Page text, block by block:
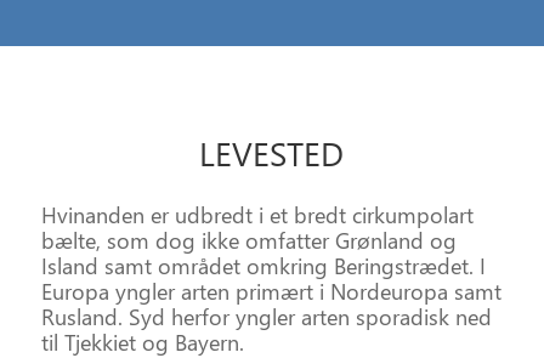
LEVESTED
Hvinanden er udbredt i et bredt cirkumpolart
bælte, som dog ikke omfatter Grønland og
Island samt området omkring Beringstrædet. I
Europa yngler arten primært i Nordeuropa samt
Rusland. Syd herfor yngler arten sporadisk ned
til Tjekkiet og Bayern.